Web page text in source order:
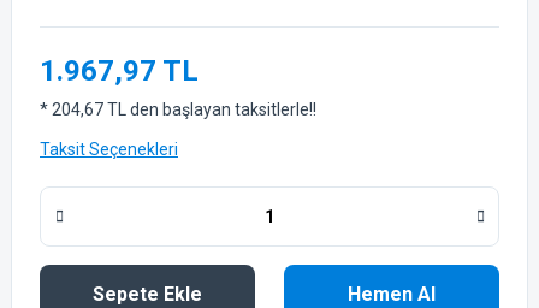
1.967,97 TL
* 204,67 TL den başlayan taksitlerle!!
Taksit Seçenekleri
Sepete Ekle Hemen Al